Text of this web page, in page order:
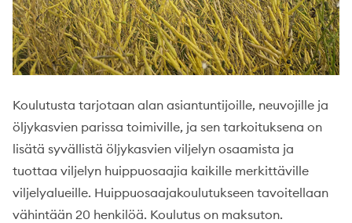
Koulutusta tarjotaan alan asiantuntijoille, neuvojille ja
öljykasvien parissa toimiville, ja sen tarkoituksena on
lisätä syvällistä öljykasvien viljelyn osaamista ja
tuottaa viljelyn huippuosaajia kaikille merkittäville
viljelyalueille. Huippuosaajakoulutukseen tavoitellaan
vähintään 20 henkilöä. Koulutus on maksuton.